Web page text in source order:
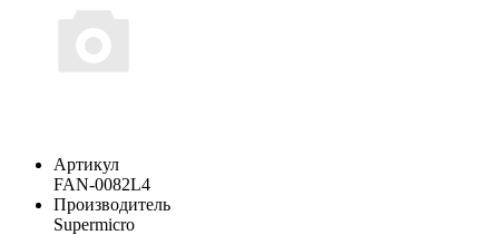
Артикул
FAN-0082L4
Производитель
Supermicro